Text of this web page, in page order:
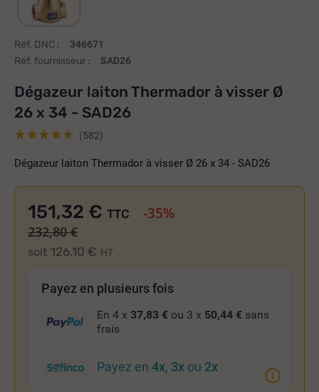
Réf. DNC : 346671
Réf. fournisseur : SAD26
Dégazeur laiton Thermador à visser Ø
26 x 34 - SAD26
(582)
Dégazeur laiton Thermador à visser Ø 26 x 34 - SAD26
151,32 €
soit 126,10 € HT
TTC -35%
232,80 €
Payez en plusieurs fois
En 4 x 37,83 € ou 3 x 50,44 € sans
frais
Payez en 4x, 3x ou 2x